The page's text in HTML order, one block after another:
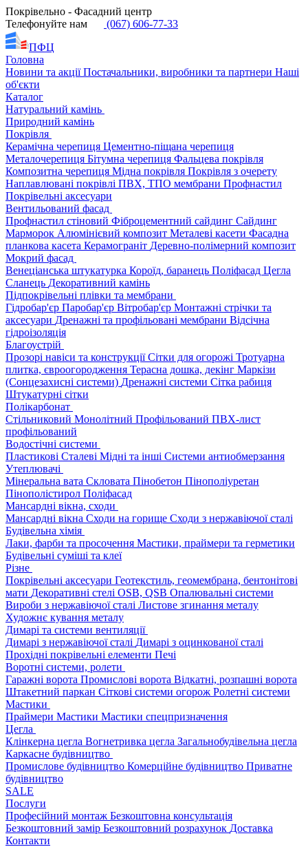
Покрівельно - Фасадний центр
Телефонуйте нам
(067) 606-77-33
ПФЦ
Головна
Новини та акціїПостачальники, виробники та партнери Наші
об'єкти
Каталог
Натуральний камінь
Природний камінь
Покрівля
Керамічна черепиця Цементно-піщана черепиця
Металочерепиця Бітумна черепиця Фальцева покрівля
Композитна черепиця Мідна покрівля Покрівля з очерету
Наплавлювані покрівлі ПВХ, ТПО мембрани Профнастил
Покрівельні аксесуари
Вентильований фасад
Профнастил стіновий Фіброцементний сайдинг Сайдинг
Марморок Алюмінієвий композит Металеві касети Фасадна
планкова касета Керамограніт Деревно-полімерний композит
Мокрий фасад
Венеціанська штукатурка Короїд, баранець Поліфасад Цегла
Сланець Декоративний камінь
Підпокрівельні плівки та мембрани
Гідробар'єр Паробар'єр Вітробар'єр Монтажні стрічки та
аксесуари Дренажні та профільовані мембрани Відсічна
гідроізоляція
Благоустрій
Прозорі навіси та конструкціїСітки для огорожі Тротуарна
плитка, євроогородження Терасна дошка, декінг Маркізи
(Сонцезахисні системи) Дренажні системи Сітка рабиця
Штукатурні сітки
Полікарбонат
Стільниковий Монолітний Профільований ПВХ-лист
профільований
Водостічні системи
Пластикові Сталеві Мідні та інші Системи антиобмерзання
Утеплювачі
Мінеральна вата Скловата Пінобетон Пінополіуретан
Пінополістирол Поліфасад
Мансардні вікна, сходи
Мансардні вікна Сходи на горище Сходи з нержавіючої сталі
Будівельна хімія
Лаки, фарби та просочення Мастики, праймери та герметики
Будівельні суміші та клеї
Різне
Покрівельні аксесуари Геотекстиль, геомембрана, бентонітові
мати Декоративні стелі OSB, QSB Опалювальні системи
Вироби з нержавіючої сталі Листове згинання металу
Художнє кування металу
Димарі та системи вентиляції
Димарі з нержавіючої сталі Димарі з оцинкованої сталі
Прохідні покрівельні елементи Печі
Воротні системи, ролети
Гаражні ворота Промислові ворота Відкатні, розпашні ворота
Штакетний паркан Сіткові системи огорож Ролетні системи
Мастики
Праймери Мастики Мастики спецпризначення
Цегла
Клінкерна цегла Вогнетривка цегла Загальнобудівельна цегла
Каркасне будівництво
Промислове будівництво Комерційне будівництво Приватне
будівництво
SALE
Послуги
Професійний монтаж Безкоштовна консультація
Безкоштовний замір Безкоштовний розрахунок Доставка
Контакти